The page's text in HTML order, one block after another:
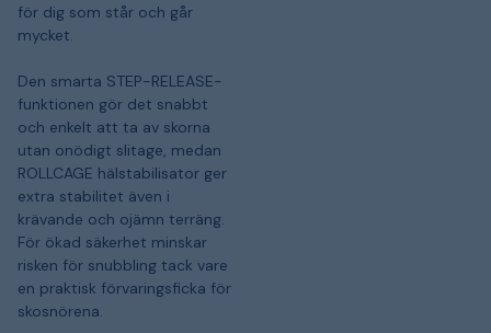
för dig som står och går
mycket.
Den smarta STEP-RELEASE-
funktionen gör det snabbt
och enkelt att ta av skorna
utan onödigt slitage, medan
ROLLCAGE hälstabilisator ger
extra stabilitet även i
krävande och ojämn terräng.
För ökad säkerhet minskar
risken för snubbling tack vare
en praktisk förvaringsficka för
skosnörena.